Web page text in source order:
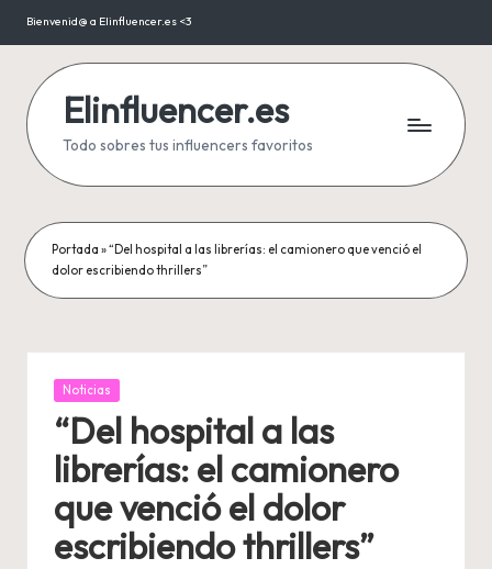
Saltar
contenido
Bienvenid@ a Elinfluencer.es <3
Elinfluencer.es
Todo sobres tus influencers favoritos
Portada »“Del hospital a las librerías: el camionero que venció el
dolor escribiendo thrillers”
Publicada
Noticias
“Del hospital a las
librerías: el camionero
que venció el dolor
escribiendo thrillers”